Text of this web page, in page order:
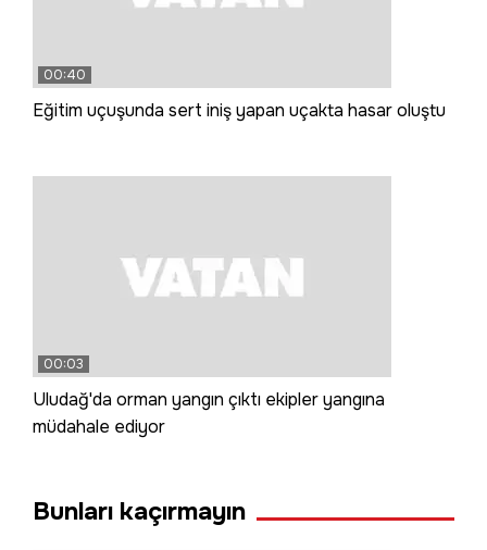
00:40
Eğitim uçuşunda sert iniş yapan uçakta hasar oluştu
00:03
Uludağ'da orman yangın çıktı ekipler yangına
müdahale ediyor
Bunları kaçırmayın